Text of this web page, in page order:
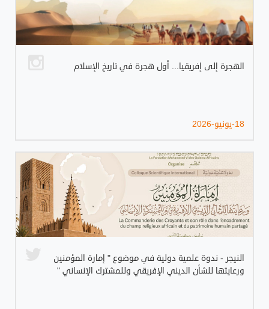
الهجرة إلى إفريقيا... أول هجرة في تاريخ الإسلام
18-يونيو-2026
النيجر - ندوة علمية دولية في موضوع " إمارة المؤمنين
ورعايتها للشأن الديني الإفريقي وللمشترك الإنساني "